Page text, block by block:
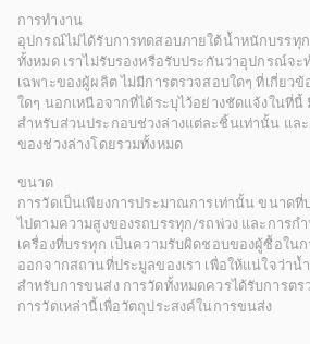
การทำงาน
อุปกรณ์ไม่ได้รับการทดสอบภายใต้น้ำหนักบรรทุ
ทั้งหมด เราไม่รับรองหรือรับประกันว่าอุปกรณ์จ
เฉพาะของผู้ผลิต ไม่มีการตรวจสอบใดๆ ที่เกี่ยว
ใดๆ นอกเหนือจากที่ได้ระบุไว้อย่างชัดแจ้งในที่นี้
สำหรับส่วนประกอบช่วงล่างแต่ละชิ้นเท่านั้น แล
ของช่วงล่างโดยรวมทั้งหมด
ขนาด
การวัดเป็นเพียงการประมาณการเท่านั้น ขนาด
ไปตามความสูงของรถบรรทุก/รถพ่วง และการก
เครื่องที่บรรทุก เป็นความรับผิดชอบของผู้ซื้อใน
ออกจากสถานที่ประมูลของเรา เพื่อให้แน่ใจว่า
สำหรับการขนส่ง การวัดทั้งหมดควรได้รับการต
การวัดเหล่านี้เพื่อวัตถุประสงค์ในการขนส่ง